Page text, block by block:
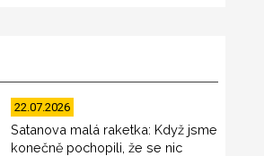
22.07.2026
Satanova malá raketka: Když jsme
konečně pochopili, že se nic